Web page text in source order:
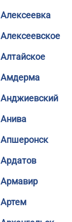
Алексеевка
Алексеевское
Алтайское
Амдерма
Анджиевский
Анива
Апшеронск
Ардатов
Армавир
Артем